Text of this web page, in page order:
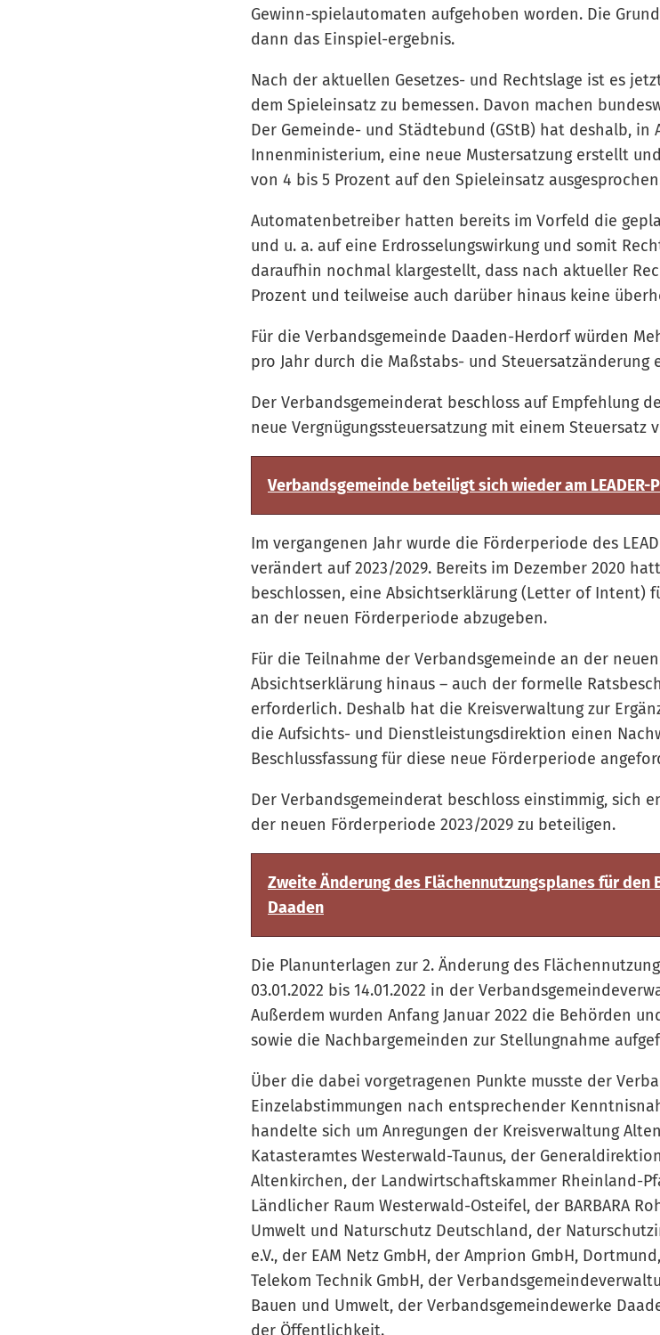
Gewinn-spielautomaten aufgehoben worden. Die
dann das Einspiel-ergebnis.
Nach der aktuellen Gesetzes- und Rechtslage ist es
dem Spieleinsatz zu bemessen. Davon machen
Der Gemeinde- und Städtebund (GStB) hat deshalb, in
Innenministerium, eine neue Mustersatzung erstellt
von 4 bis 5 Prozent auf den Spieleinsatz
Automatenbetreiber hatten bereits im Vorfeld die
und u. a. auf eine Erdrosselungswirkung und somit
daraufhin nochmal klargestellt, dass nach aktueller
Prozent und teilweise auch darüber hinaus keine
Für die Verbandsgemeinde Daaden-Herdorf würden
pro Jahr durch die Maßstabs- und Steuersatzänderung
Der Verbandsgemeinderat beschloss auf Empfehlung
neue Vergnügungssteuersatzung mit einem Steuersatz
Verbandsgemeinde beteiligt sich wieder am LEADER-
Im vergangenen Jahr wurde die Förderperiode des
verändert auf 2023/2029. Bereits im Dezember 2020
beschlossen, eine Absichtserklärung (Letter of Intent)
an der neuen Förderperiode abzugeben.
Für die Teilnahme der Verbandsgemeinde an der
Absichtserklärung hinaus – auch der formelle
erforderlich. Deshalb hat die Kreisverwaltung zur
die Aufsichts- und Dienstleistungsdirektion einen
Beschlussfassung für diese neue Förderperiode
Der Verbandsgemeinderat beschloss einstimmig, sich
der neuen Förderperiode 2023/2029 zu beteiligen.
Zweite Änderung des Flächennutzungsplanes für
Daaden
Die Planunterlagen zur 2. Änderung des
03.01.2022 bis 14.01.2022 in der
Außerdem wurden Anfang Januar 2022 die Behörden
sowie die Nachbargemeinden zur Stellungnahme
Über die dabei vorgetragenen Punkte musste der
Einzelabstimmungen nach entsprechender
handelte sich um Anregungen der Kreisverwaltung
Katasteramtes Westerwald-Taunus, der
Altenkirchen, der Landwirtschaftskammer Rheinland-
Ländlicher Raum Westerwald-Osteifel, der BARBARA
Umwelt und Naturschutz Deutschland, der
e.V., der EAM Netz GmbH, der Amprion GmbH,
Telekom Technik GmbH, der
Bauen und Umwelt, der Verbandsgemeindewerke
der Öffentlichkeit.